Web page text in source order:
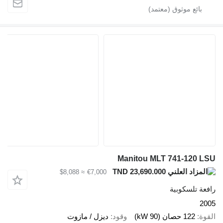
Manitou MLT 741-120 LSU
€7,000
≈ $8,088
رافعة تلسكوبية
2005
القوة 122 حصان (90 kW) وقود ديزل / مازوت